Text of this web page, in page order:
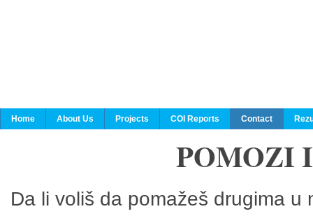
Home About Us Projects COI Reports Contact
POMOZI
Da li voliš da pomažeš drugima